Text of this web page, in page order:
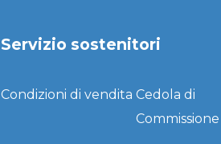
Servizio sostenitori
Condizioni di vendita Cedola di
Commissione